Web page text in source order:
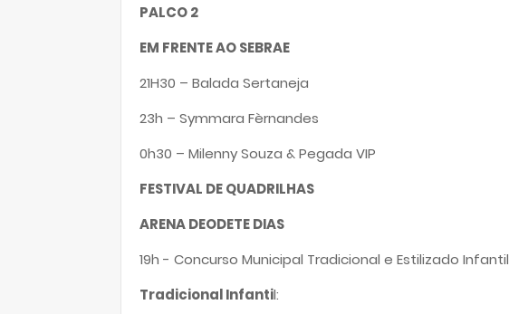
PALCO 2
EM FRENTE AO SEBRAE
21H30 – Balada Sertaneja
23h – Symmara Fèrnandes
0h30 – Milenny Souza & Pegada VIP
FESTIVAL DE QUADRILHAS
ARENA DEODETE DIAS
19h - Concurso Municipal Tradicional e Estilizado Infantil
Tradicional Infantil: